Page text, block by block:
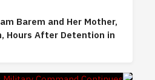
Barem and Her Mother,
Hours After Detention in